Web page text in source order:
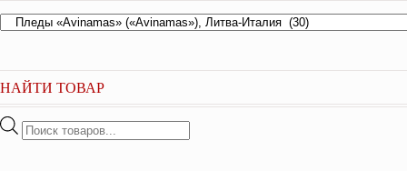
НАЙТИ ТОВАР
Поиск